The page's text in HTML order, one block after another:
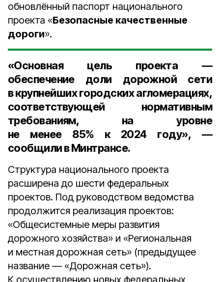
обновлённый паспорт национального
проекта «Безопасные качественные
дороги».
«Основная цель проекта —
обеспечение доли дорожной сети
в крупнейших городских агломерациях,
соответствующей нормативным
требованиям, на уровне
не менее 85% к 2024 году», —
сообщили в Минтрансе.
Структура национального проекта
расширена до шести федеральных
проектов. Под руководством ведомства
продолжится реализация проектов:
«Общесистемные меры развития
дорожного хозяйства» и «Региональная
и местная дорожная сеть» (предыдущее
название — «Дорожная сеть»).
К осуществлению новых федеральных